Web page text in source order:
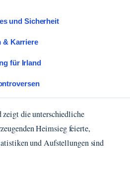
und Sicherheit
& Karriere
für Irland
zeigt die unterschiedliche
Heimsieg feierte,
und Aufstellungen sind